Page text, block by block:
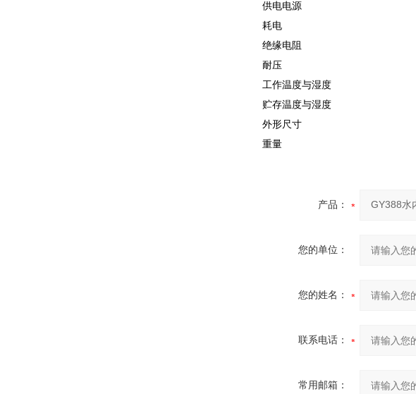
供电电源
耗电
绝缘电阻
耐压
工作温度与湿度
贮存温度与湿度
外形尺寸
重量
产品：
您的单位：
您的姓名：
联系电话：
常用邮箱：